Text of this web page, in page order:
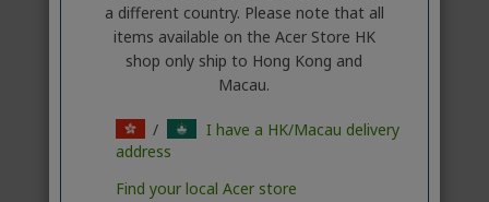
PS5 |《俠盜獵車手
6》Grand Theft ...
a different country. Please note that all
items available on the Acer Store HK
shop only ship to Hong Kong and
Macau.
/
I have a HK/Macau delivery
address
Find your local Acer store